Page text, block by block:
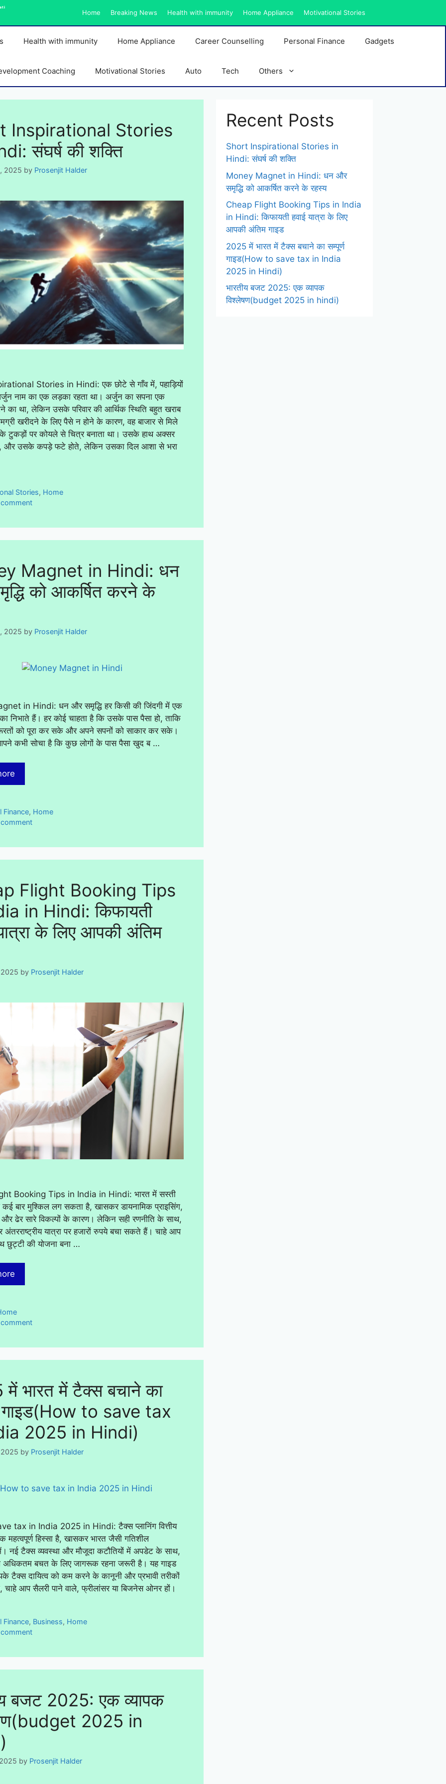
Home Breaking News Health with immunity Home Appliance Motivational Stories
Health with immunity Home Appliance Career Counselling Personal Finance Gadgets
Coaching Motivational Stories Auto Tech Others
Inspirational Stories
संघर्ष की शक्ति
2025 by Prosenjit Halder
Stories in Hindi: एक छोटे से गाँव में, पहाड़ियों
नाम का एक लड़का रहता था। अर्जुन का सपना एक
का था, लेकिन उसके परिवार की आर्थिक स्थिति बहुत खराब
खरीदने के लिए पैसे न होने के कारण, वह बाजार से मिले
टुकड़ों पर कोयले से चित्र बनाता था। उसके हाथ अक्सर
और उसके कपड़े फटे होते, लेकिन उसका दिल आशा से भरा
Stories, Home
Magnet in Hindi: धन
को आकर्षित करने के
2025 by Prosenjit Halder
in Hindi: धन और समृद्धि हर किसी की जिंदगी में एक
निभाते हैं। हर कोई चाहता है कि उसके पास पैसा हो, ताकि
को पूरा कर सके और अपने सपनों को साकार कर सके।
कभी सोचा है कि कुछ लोगों के पास पैसा खुद ब …
Finance, Home
Flight Booking Tips
in Hindi: किफायती
के लिए आपकी अंतिम
by Prosenjit Halder
Booking Tips in India in Hindi: भारत में सस्ती
कई बार मुश्किल लग सकता है, खासकर डायनामिक प्राइसिंग,
ढेर सारे विकल्पों के कारण। लेकिन सही रणनीति के साथ,
यात्रा पर हजारों रुपये बचा सकते हैं। चाहे आप
छुट्टी की योजना बना …
भारत में टैक्स बचाने का
गाइड(How to save tax
2025 in Hindi)
by Prosenjit Halder
tax in India 2025 in Hindi: टैक्स प्लानिंग वित्तीय
महत्वपूर्ण हिस्सा है, खासकर भारत जैसी गतिशील
नई टैक्स व्यवस्था और मौजूदा कटौतियों में अपडेट के साथ,
अधिकतम बचत के लिए जागरूक रहना जरूरी है। यह गाइड
टैक्स दायित्व को कम करने के कानूनी और प्रभावी तरीकों
चाहे आप सैलरी पाने वाले, फ्रीलांसर या बिजनेस ओनर हों।
Finance, Business, Home
बजट 2025: एक व्यापक
2025 in
by Prosenjit Halder
Recent Posts
Short Inspirational Stories in
Hindi: संघर्ष की शक्ति
Money Magnet in Hindi: धन और
समृद्धि को आकर्षित करने के रहस्य
Cheap Flight Booking Tips in India
in Hindi: किफायती हवाई यात्रा के लिए
आपकी अंतिम गाइड
2025 में भारत में टैक्स बचाने का सम्पूर्ण
गाइड(How to save tax in India
2025 in Hindi)
भारतीय बजट 2025: एक व्यापक
विश्लेषण(budget 2025 in hindi)